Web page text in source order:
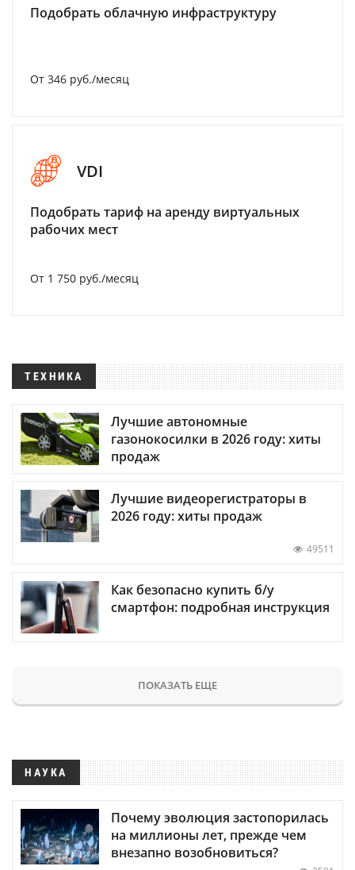
Подобрать облачную инфраструктуру
От 346 руб./месяц
VDI
Подобрать тариф на аренду виртуальных
рабочих мест
От 1 750 руб./месяц
ТЕХНИКА
Лучшие автономные
газонокосилки в 2026 году: хиты
продаж
Лучшие видеорегистраторы в
2026 году: хиты продаж
49511
Как безопасно купить б/у
смартфон: подробная инструкция
ПОКАЗАТЬ ЕЩЕ
НАУКА
Почему эволюция застопорилась
на миллионы лет, прежде чем
внезапно возобновиться?